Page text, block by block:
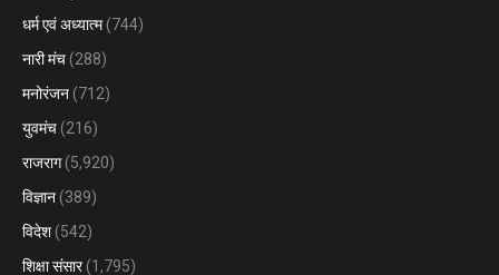
धर्म एवं अध्यात्म(744)
नारी मंच (288)
मनोरंजन (712)
युवमंच (216)
राजराग(5,920)
विज्ञान (389)
विदेश (542)
शिक्षा संसार(1,795)